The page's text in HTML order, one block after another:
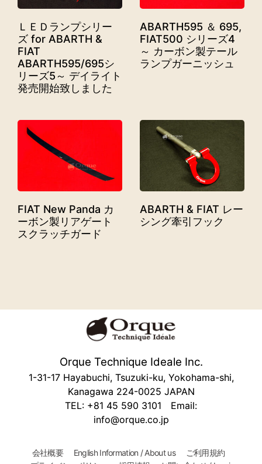
ＬＥＤランプシリー
ズ for ABARTH &
FIAT
ABARTH595/695シ
リーズ5～ デイライト
発売開始致しました
ABARTH595 ＆ 695,
FIAT500 シリーズ4
～ カーボン製テール
ランプガーニッシュ
FIAT New Panda カ
ーボン製リアゲート
スクラッチガード
ABARTH & FIAT レー
シング牽引フック
Orque Technique Ideale Inc.
1-31-17 Hayabuchi, Tsuzuki-ku, Yokohama-shi,
Kanagawa 224-0025 JAPAN
TEL: +81 45 590 3101 Email:
info@orque.co.jp
会社概要 English Information / About us
ご利用規約